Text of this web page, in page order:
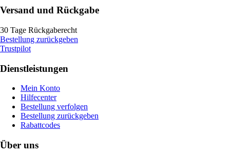
Versand und Rückgabe
30 Tage Rückgaberecht
Bestellung zurückgeben
Trustpilot
Dienstleistungen
Mein Konto
Hilfecenter
Bestellung verfolgen
Bestellung zurückgeben
Rabattcodes
Über uns